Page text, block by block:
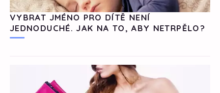
VYBRAT JMÉNO PRO DÍTĚ NENÍ
JEDNODUCHÉ. JAK NA TO, ABY NETRPĚLO?